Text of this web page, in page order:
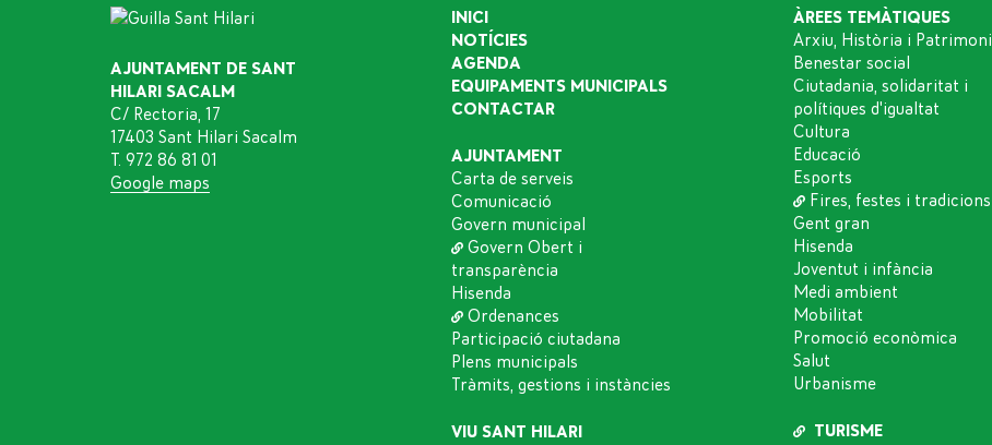
AJUNTAMENT DE SANT
HILARI SACALM
C/ Rectoria, 17
17403 Sant Hilari Sacalm
T. 972 86 81 01
Google maps
INICI
NOTÍCIES
AGENDA
EQUIPAMENTS MUNICIPALS
CONTACTAR
AJUNTAMENT
Carta de serveis
Comunicació
Govern municipal
Govern Obert i
transparència
Hisenda
Ordenances
Participació ciutadana
Plens municipals
Tràmits, gestions i instàncies
VIU SANT HILARI
ÀREES TEMÀTIQUES
Arxiu, Història i Patrimoni
Benestar social
Ciutadania, solidaritat i
polítiques d'igualtat
Cultura
Educació
Esports
Fires, festes i tradicions
Gent gran
Hisenda
Joventut i infància
Medi ambient
Mobilitat
Promoció econòmica
Salut
Urbanisme
TURISME